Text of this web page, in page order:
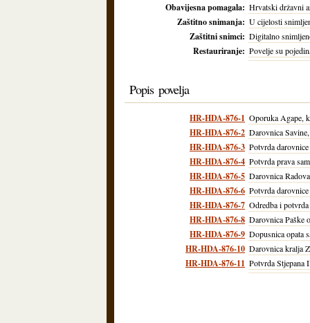
Obavijesna pomagala: Hrvatski državni
Zaštitno snimanja: U cijelosti
Zaštitni snimci: Digitalno
Restauriranje: Povelje su
Popis povelja
HR-HDA-876-1 Oporuka Agape,
HR-HDA-876-2 Darovnica
HR-HDA-876-3 Potvrda
HR-HDA-876-4 Potvrda prava
HR-HDA-876-5 Darovnica
HR-HDA-876-6 Potvrda
HR-HDA-876-7 Odredba i
HR-HDA-876-8 Darovnica Paške
HR-HDA-876-9 Dopusnica opata
HR-HDA-876-10 Darovnica kralja
HR-HDA-876-11 Potvrda Stjepana